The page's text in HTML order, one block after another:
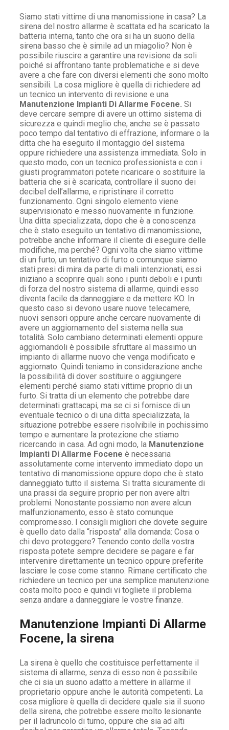
Siamo stati vittime di una manomissione in casa? La
sirena del nostro allarme è scattata ed ha scaricato la
batteria interna, tanto che ora si ha un suono della
sirena basso che è simile ad un miagolio? Non è
possibile riuscire a garantire una revisione da soli
poiché si affrontano tante problematiche e si deve
avere a che fare con diversi elementi che sono molto
sensibili. La cosa migliore è quella di richiedere ad
un tecnico un intervento di revisione e una
Manutenzione Impianti Di Allarme Focene. Si
deve cercare sempre di avere un ottimo sistema di
sicurezza e quindi meglio che, anche se è passato
poco tempo dal tentativo di effrazione, informare o la
ditta che ha eseguito il montaggio del sistema
oppure richiedere una assistenza immediata. Solo in
questo modo, con un tecnico professionista e con i
giusti programmatori potete ricaricare o sostituire la
batteria che si è scaricata, controllare il suono dei
decibel dell’allarme, e ripristinare il corretto
funzionamento. Ogni singolo elemento viene
supervisionato e messo nuovamente in funzione.
Una ditta specializzata, dopo che è a conoscenza
che è stato eseguito un tentativo di manomissione,
potrebbe anche informare il cliente di eseguire delle
modifiche, ma perché? Ogni volta che siamo vittime
di un furto, un tentativo di furto o comunque siamo
stati presi di mira da parte di mali intenzionati, essi
iniziano a scoprire quali sono i punti deboli e i punti
di forza del nostro sistema di allarme, quindi esso
diventa facile da danneggiare e da mettere KO. In
questo caso si devono usare nuove telecamere,
nuovi sensori oppure anche cercare nuovamente di
avere un aggiornamento del sistema nella sua
totalità. Solo cambiano determinati elementi oppure
aggiornandoli è possibile sfruttare al massimo un
impianto di allarme nuovo che venga modificato e
aggiornato. Quindi teniamo in considerazione anche
la possibilità di dover sostituire o aggiungere
elementi perché siamo stati vittime proprio di un
furto. Si tratta di un elemento che potrebbe dare
determinati grattacapi, ma se ci si fornisce di un
eventuale tecnico o di una ditta specializzata, la
situazione potrebbe essere risolvibile in pochissimo
tempo e aumentare la protezione che stiamo
ricercando in casa. Ad ogni modo, la Manutenzione
Impianti Di Allarme Focene è necessaria
assolutamente come intervento immediato dopo un
tentativo di manomissione oppure dopo che è stato
danneggiato tutto il sistema. Si tratta sicuramente di
una prassi da seguire proprio per non avere altri
problemi. Nonostante possiamo non avere alcun
malfunzionamento, esso è stato comunque
compromesso. I consigli migliori che dovete seguire
è quello dato dalla “risposta” alla domanda: Cosa o
chi devo proteggere? Tenendo conto della vostra
risposta potete sempre decidere se pagare e far
intervenire direttamente un tecnico oppure preferite
lasciare le cose come stanno. Rimane certificato che
richiedere un tecnico per una semplice manutenzione
costa molto poco e quindi vi togliete il problema
senza andare a danneggiare le vostre finanze.
Manutenzione Impianti Di Allarme
Focene, la sirena
La sirena è quello che costituisce perfettamente il
sistema di allarme, senza di esso non è possibile
che ci sia un suono adatto a mettere in allarme il
proprietario oppure anche le autorità competenti. La
cosa migliore è quella di decidere quale sia il suono
della sirena, che potrebbe essere molto lesionante
per il ladruncolo di turno, oppure che sia ad alti